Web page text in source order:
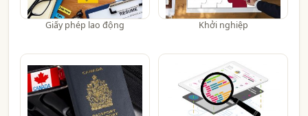
Giấy phép lao động Khởi nghiệp